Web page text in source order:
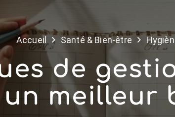
Accueil Santé & Bien-être
de
meilleur